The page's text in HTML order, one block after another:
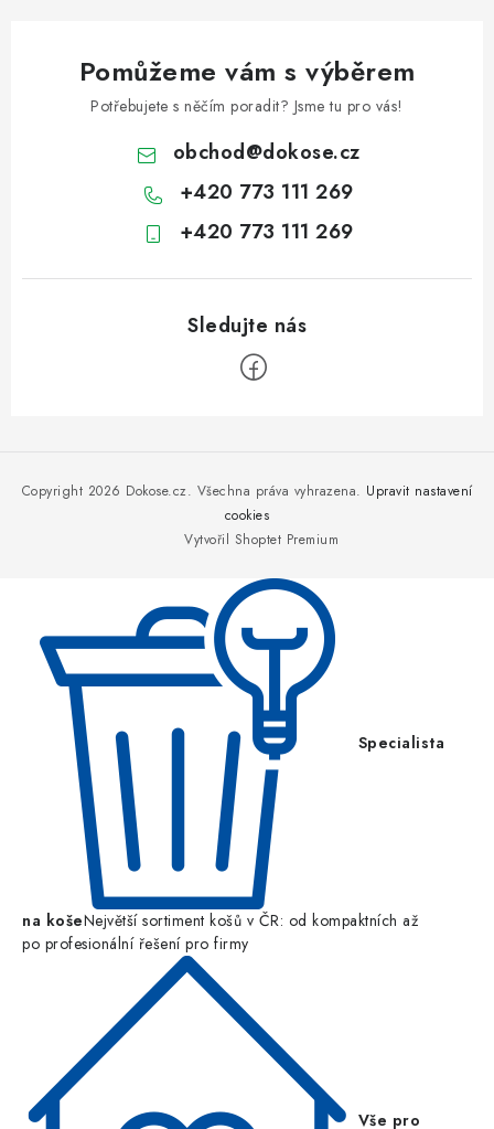
Pomůžeme vám s výběrem
Potřebujete s něčím poradit? Jsme tu pro vás!
obchod@dokose.cz
+420 773 111 269
+420 773 111 269
Vytvořil Shoptet Premium
Copyright 2026 Dokose.cz. Všechna práva vyhrazena. Upravit nastavení
cookies
Specialista
na košeNejvětší sortiment košů v ČR: od kompaktních až
po profesionální řešení pro firmy
Vše pro